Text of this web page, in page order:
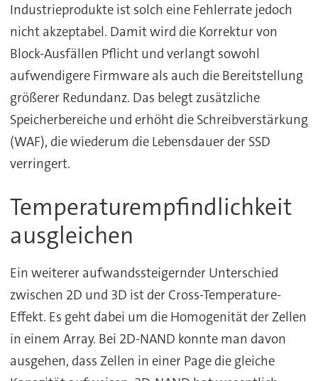
Industrieprodukte ist solch eine Fehlerrate jedoch
nicht akzeptabel. Damit wird die Korrektur von
Block-Ausfällen Pflicht und verlangt sowohl
aufwendigere Firmware als auch die Bereitstellung
größerer Redundanz. Das belegt zusätzliche
Speicherbereiche und erhöht die Schreibverstärkung
(WAF), die wiederum die Lebensdauer der SSD
verringert.
Temperaturempfindlichkeit
ausgleichen
Ein weiterer aufwandssteigernder Unterschied
zwischen 2D und 3D ist der Cross-Temperature-
Effekt. Es geht dabei um die Homogenität der Zellen
in einem Array. Bei 2D-NAND konnte man davon
ausgehen, dass Zellen in einer Page die gleiche